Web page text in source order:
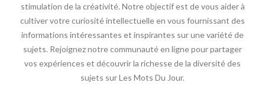
stimulation de la créativité. Notre objectif est de vous aider à
cultiver votre curiosité intellectuelle en vous fournissant des
informations intéressantes et inspirantes sur une variété de
sujets. Rejoignez notre communauté en ligne pour partager
vos expériences et découvrir la richesse de la diversité des
sujets sur Les Mots Du Jour.